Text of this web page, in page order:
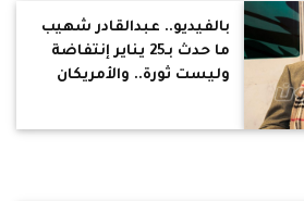
بالفيديو.. عبدالقادر شهيب
ما حدث بـ25 يناير إنتفاضة
وليست ثورة.. والأمريكان